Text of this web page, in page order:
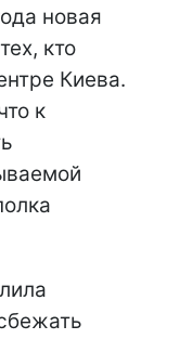
новая
кто
Киева.
к